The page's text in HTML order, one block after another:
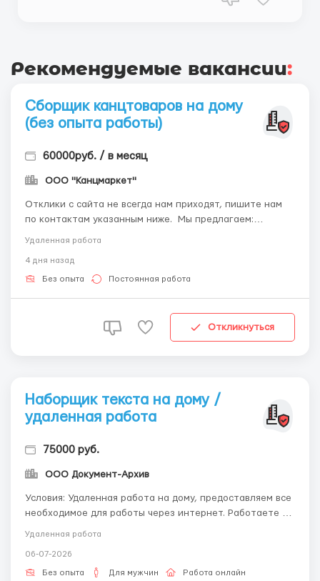
Рекомендуемые вакансии:
Сборщик канцтоваров на дому
(без опыта работы)
60000руб. / в месяц
ООО "Канцмаркет"
Отклики с сайта не всегда нам приходят, пишите нам
по контактам указанным ниже. Мы предлагаем:
высокую оплату труда, свободный график, возможность
учебой. Обязанности; качественная сборка
канцелярской продукции, сдача работы в оговоренные...
Удаленная работа
4 дня назад
Без опыта Постоянная работа
Откликнуться
Наборщик текста на дому /
удаленная работа
75000 руб.
ООО Документ-Архив
Условия: Удаленная работа на дому, предоставляем все
необходимое для работы через интернет. Работаете в
удобное для вас время. Обязанности Удаленная работа
удобное для вас время. Доставка материалов по почте.
Подробности вакансии по почте - ...
Удаленная работа
06-07-2026
Без опыта Для мужчин Работа онлайн